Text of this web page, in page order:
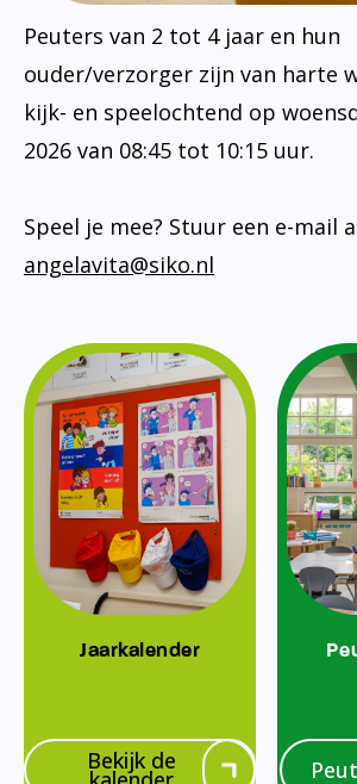
Peuters van 2 tot 4 jaar en hun
ouder/verzorger zijn van harte
kijk- en speelochtend op
2026 van 08:45 tot 10:15 uur.
Speel je mee? Stuur een e-mail
angelavita@siko.nl
Jaarkalender
Bekijk de